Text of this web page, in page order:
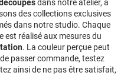
dans notre atelier, à
des collections exclusives
dans notre studio. Chaque
est réalisé aux mesures du
. La couleur perçue peut
passer commande, testez
ainsi de ne pas être satisfait,